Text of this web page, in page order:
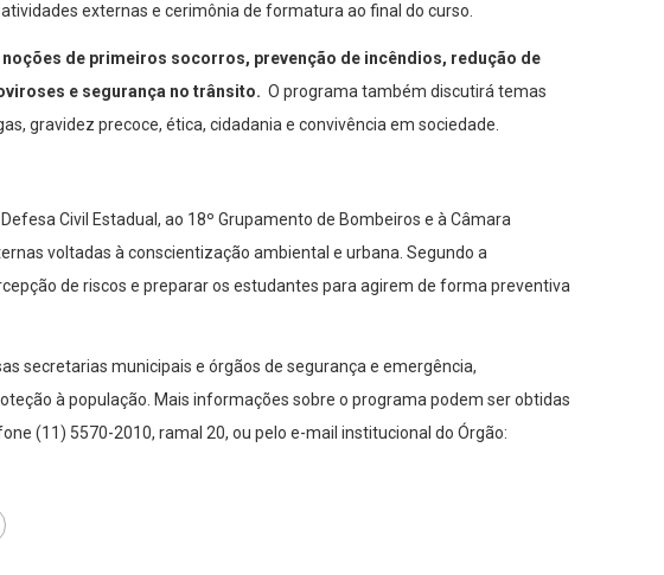
externas e cerimônia de formatura ao final do curso.
de primeiros socorros, prevenção de incêndios, redução de
e segurança no trânsito. O programa também discutirá temas
gravidez precoce, ética, cidadania e convivência em sociedade.
Civil Estadual, ao 18º Grupamento de Bombeiros e à Câmara
voltadas à conscientização ambiental e urbana. Segundo a
de riscos e preparar os estudantes para agirem de forma preventiva
secretarias municipais e órgãos de segurança e emergência,
à população. Mais informações sobre o programa podem ser obtidas
(11) 5570-2010, ramal 20, ou pelo e-mail institucional do Órgão: